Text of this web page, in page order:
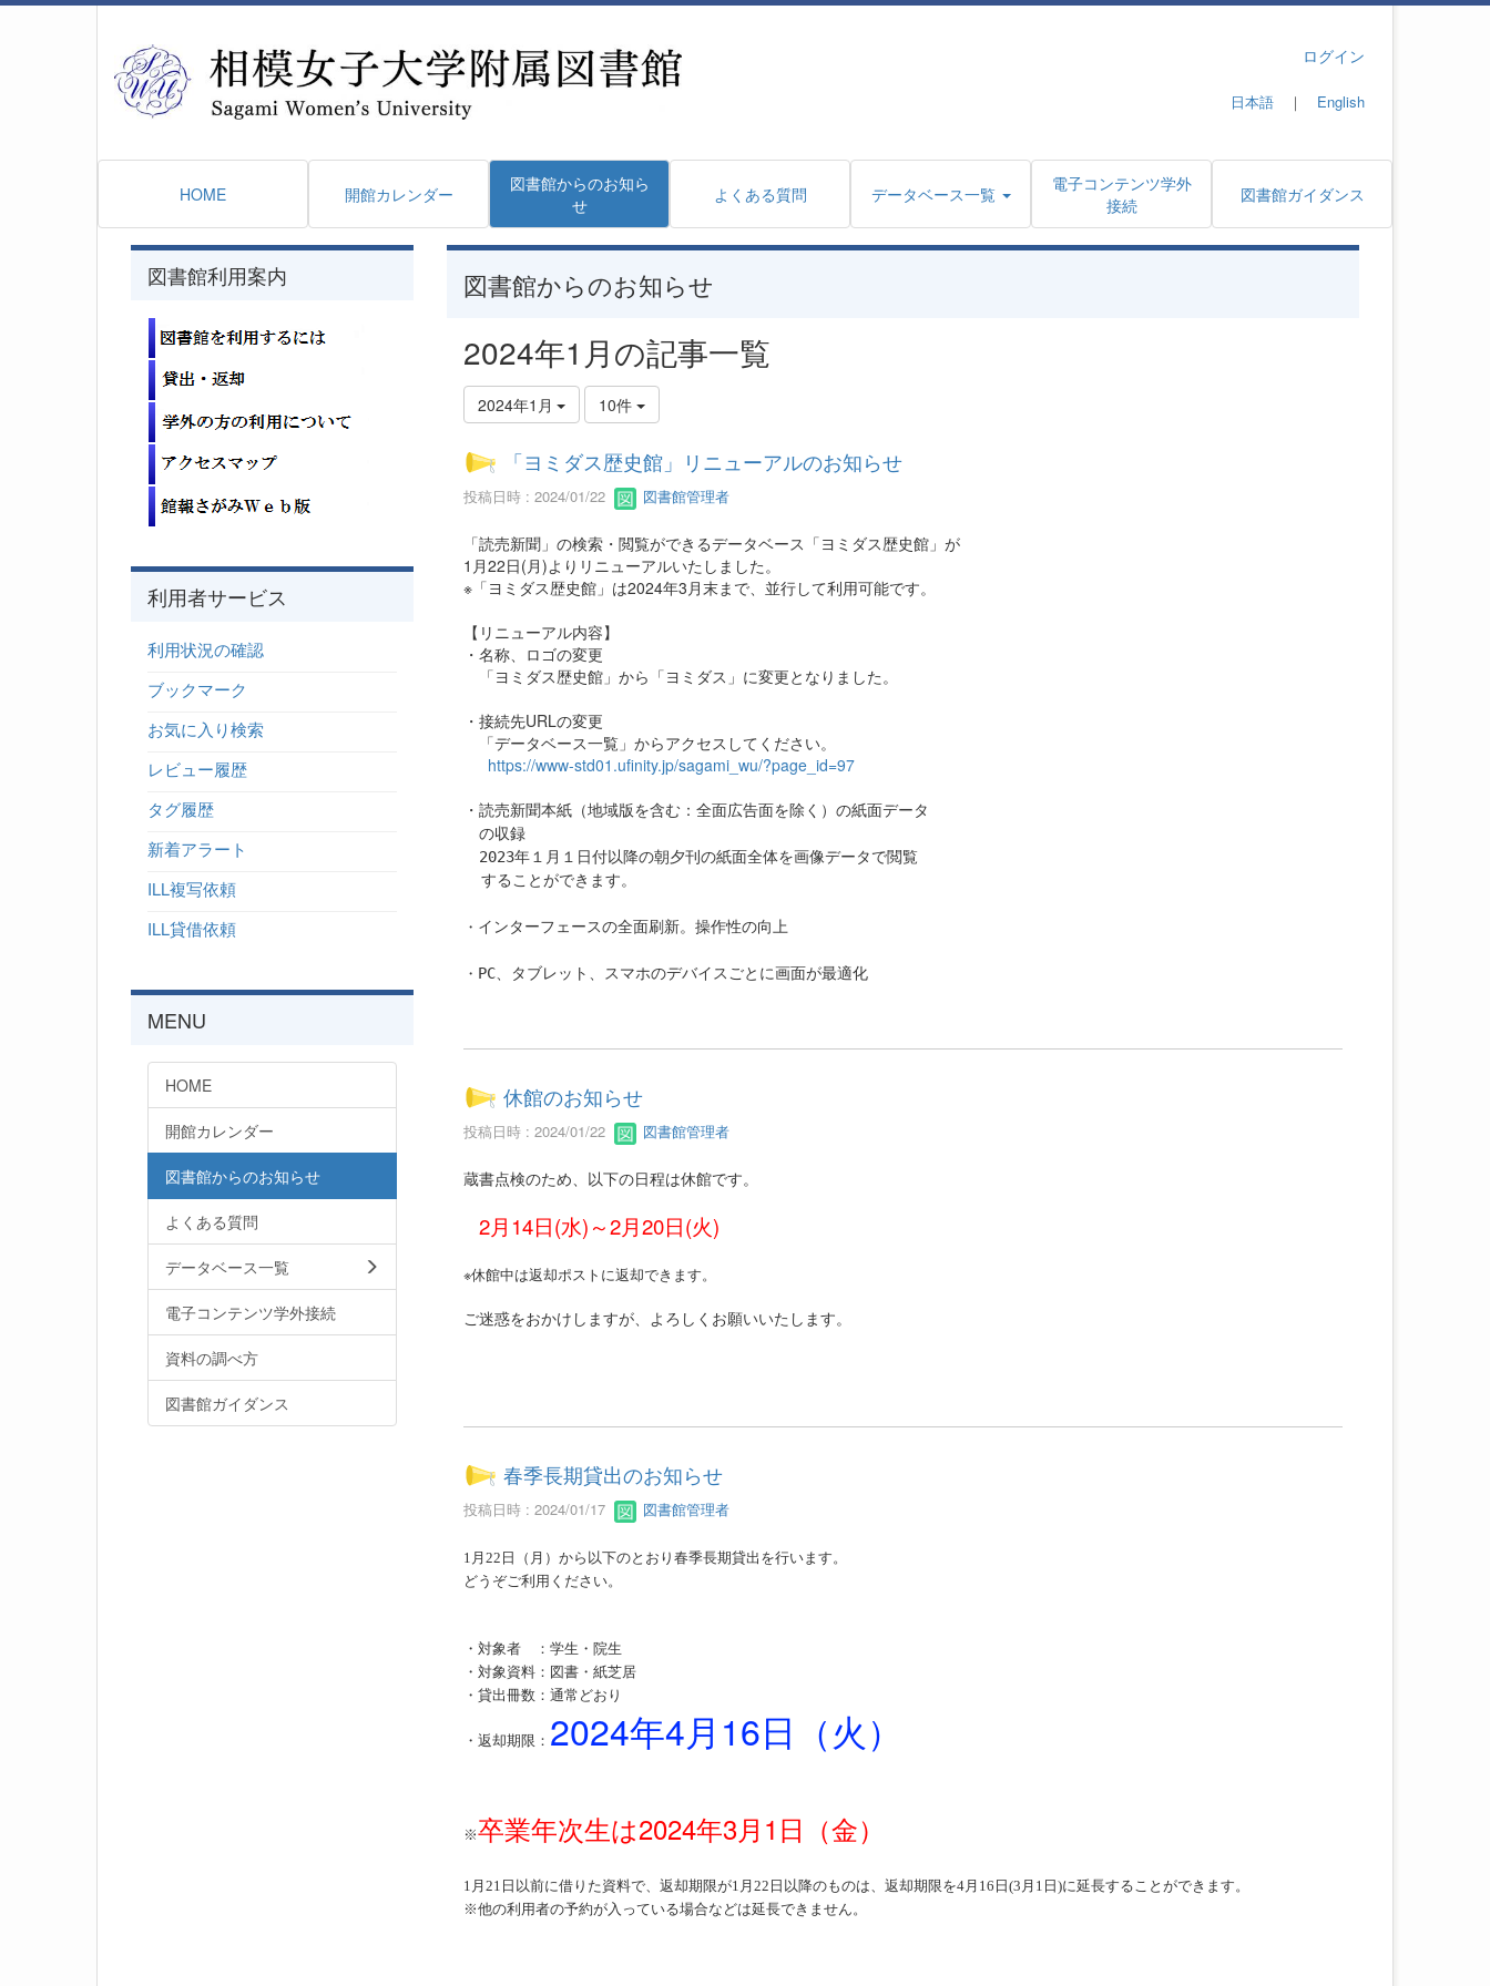
ログイン
日本語 ｜ English
HOME 開館カレンダー
図書館からのお知ら
せ
よくある質問 データベース一覧
電子コンテンツ学外
接続
図書館ガイダンス
図書館からのお知らせ
2024年1月の記事一覧
2024年1月 10件
「ヨミダス歴史館」リニューアルのお知らせ
投稿日時 : 2024/01/22 図書館管理者
「読売新聞」の検索・閲覧ができるデータベース「ヨミダス歴史館」が
1月22日(月)よりリニューアルいたしました。
※「ヨミダス歴史館」は2024年3月末まで、並行して利用可能です。
【リニューアル内容】
・名称、ロゴの変更
「ヨミダス歴史館」から「ヨミダス」に変更となりました。
・接続先URLの変更
「データベース一覧」からアクセスしてください。
https://www-std01.ufinity.jp/sagami_wu/?page_id=97
・ 読売新聞本紙（地域版を含む：全面広告面を除く）の紙面データ
の収録
2023年１月１日付以降の朝夕刊の紙面全体を画像データで閲覧
することができます。
・ インターフェースの全面刷新。操作性の向上
・ PC、タブレット、スマホのデバイスごとに画面が最適化
休館のお知らせ
投稿日時 : 2024/01/22 図書館管理者
蔵書点検のため、以下の日程は休館です。
2月14日(水)～2月20日(火)
※休館中は返却ポストに返却できます。
ご迷惑をおかけしますが、よろしくお願いいたします。
春季長期貸出のお知らせ
投稿日時 : 2024/01/17 図書館管理者
1 月 22 日（月）から以下のとおり春季長期貸出を行います。
どうぞご利用ください。
・対象者 ：学生・院生
・対象資料：図書・紙芝居
・貸出冊数：通常どおり
・返却期限： 2024年4月 16日（火）
※卒業年次生は2024年3月 1 日（金）
1 月 21 日以前に借りた資料で、返却期限が1 月 22 日以降のものは、返却期限を4月 16 日 (3 月 1 日 )に延長することができます。
※他の利用者の予約が入っている場合などは延長できません。
図書館利用案内
利用者サービス
利用状況の確認
ブックマーク
お気に入り検索
レビュー履歴
タグ履歴
新着アラート
ILL複写依頼
ILL貸借依頼
MENU
HOME
開館カレンダー
図書館からのお知らせ
よくある質問
データベース一覧
電子コンテンツ学外接続
資料の調べ方
図書館ガイダンス